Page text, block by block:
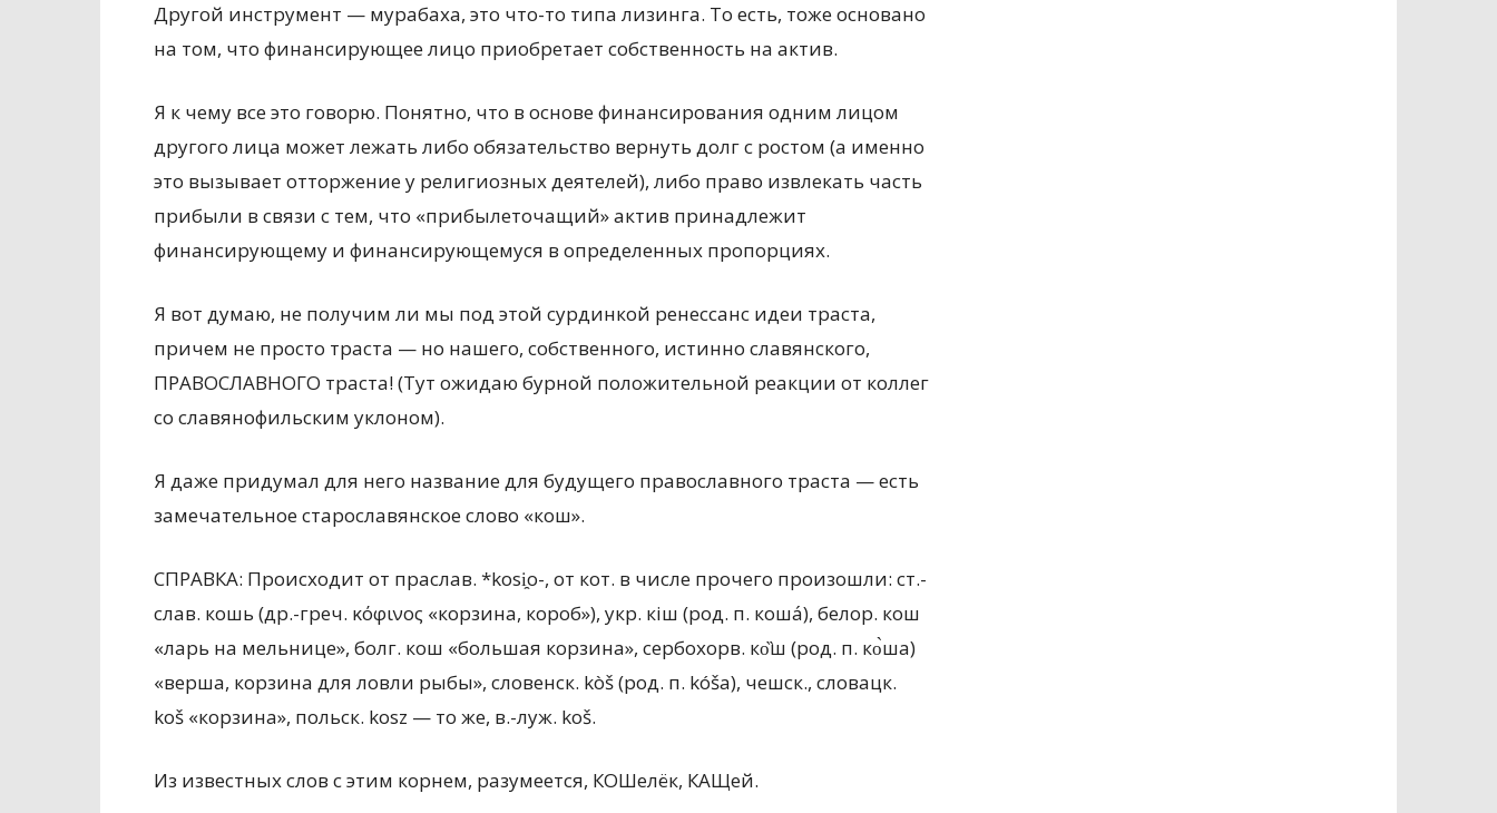
Другой инструмент — мурабаха, это что-то типа лизинга. То есть, тоже основано
на том, что финансирующее лицо приобретает собственность на актив.
Я к чему все это говорю. Понятно, что в основе финансирования одним лицом
другого лица может лежать либо обязательство вернуть долг с ростом (а именно
это вызывает отторжение у религиозных деятелей), либо право извлекать часть
прибыли в связи с тем, что «прибылеточащий» актив принадлежит
финансирующему и финансирующемуся в определенных пропорциях.
Я вот думаю, не получим ли мы под этой сурдинкой ренессанс идеи траста,
причем не просто траста — но нашего, собственного, истинно славянского,
ПРАВОСЛАВНОГО траста! (Тут ожидаю бурной положительной реакции от коллег
со славянофильским уклоном).
Я даже придумал для него название для будущего православного траста — есть
замечательное старославянское слово «кош».
СПРАВКА: Происходит от праслав. *kosi̯o-, от кот. в числе прочего произошли: ст.-
слав. кошь (др.-греч. κόφινος «корзина, короб»), укр. кiш (род. п. коша́), белор. кош
«ларь на мельнице», болг. кош «большая корзина», сербохорв. ко̏ш (род. п. ко̀ша)
«верша, корзина для ловли рыбы», словенск. kòš (род. п. kóša), чешск., словацк.
kоš «корзина», польск. kosz — то же, в.-луж. kоš.
Из известных слов с этим корнем, разумеется, КОШелёк, КАЩей.